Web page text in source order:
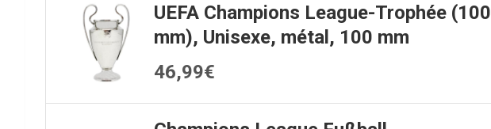
UEFA Champions League-Trophée (100
mm), Unisexe, métal, 100 mm
46,99€